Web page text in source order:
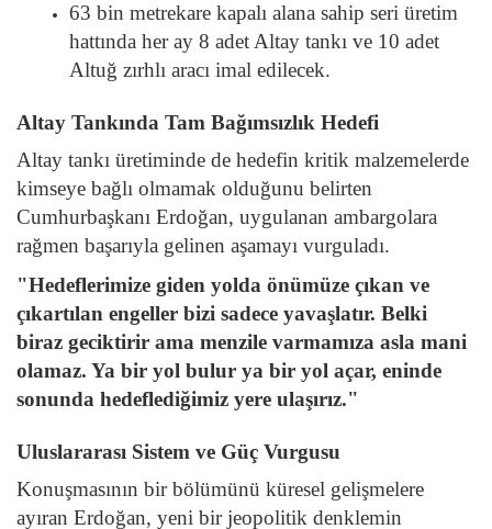
63 bin metrekare kapalı alana sahip seri üretim
hattında her ay 8 adet Altay tankı ve 10 adet
Altuğ zırhlı aracı imal edilecek.
Altay Tankında Tam Bağımsızlık Hedefi
Altay tankı üretiminde de hedefin kritik malzemelerde
kimseye bağlı olmamak olduğunu belirten
Cumhurbaşkanı Erdoğan, uygulanan ambargolara
rağmen başarıyla gelinen aşamayı vurguladı.
"Hedeflerimize giden yolda önümüze çıkan ve
çıkartılan engeller bizi sadece yavaşlatır. Belki
biraz geciktirir ama menzile varmamıza asla mani
olamaz. Ya bir yol bulur ya bir yol açar, eninde
sonunda hedeflediğimiz yere ulaşırız."
Uluslararası Sistem ve Güç Vurgusu
Konuşmasının bir bölümünü küresel gelişmelere
ayıran Erdoğan, yeni bir jeopolitik denklemin